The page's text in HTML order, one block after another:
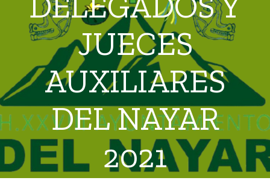
JUECES
AUXILIARES
DEL NAYAR
2021